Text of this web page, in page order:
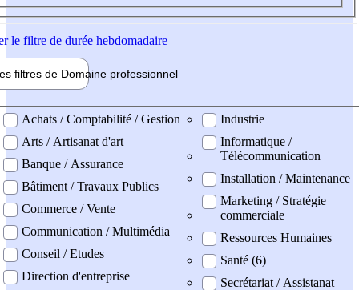
le filtre de durée hebdomadaire
filtres de Domaine professionnel
professionel
Achats / Comptabilité / Gestion
Arts / Artisanat d'art
Banque / Assurance
Bâtiment / Travaux Publics
Commerce / Vente
Communication / Multimédia
Conseil / Etudes
Direction d'entreprise
Industrie
Informatique /
Télécommunication
Installation / Maintenance
Marketing / Stratégie
commerciale
Ressources Humaines
Santé (6)
Secrétariat / Assistanat